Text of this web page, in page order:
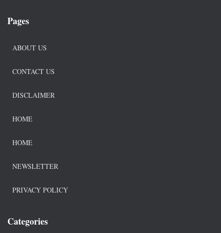
Pages
ABOUT US
CONTACT US
DISCLAIMER
HOME
HOME
NEWSLETTER
PRIVACY POLICY
Categories